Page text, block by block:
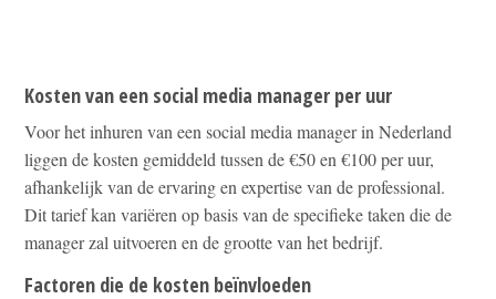
Kosten van een social media manager per uur
Voor het inhuren van een social media manager in Nederland
liggen de kosten gemiddeld tussen de €50 en €100 per uur,
afhankelijk van de ervaring en expertise van de professional.
Dit tarief kan variëren op basis van de specifieke taken die de
manager zal uitvoeren en de grootte van het bedrijf.
Factoren die de kosten beïnvloeden